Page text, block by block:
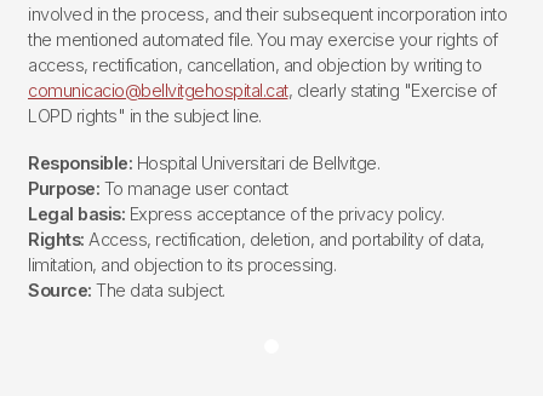
involved in the process, and their subsequent incorporation into
the mentioned automated file. You may exercise your rights of
access, rectification, cancellation, and objection by writing to
comunicacio@bellvitgehospital.cat, clearly stating "Exercise of
LOPD rights" in the subject line.
Responsible: Hospital Universitari de Bellvitge.
Purpose: To manage user contact
Legal basis: Express acceptance of the privacy policy.
Rights: Access, rectification, deletion, and portability of data,
limitation, and objection to its processing.
Source: The data subject.